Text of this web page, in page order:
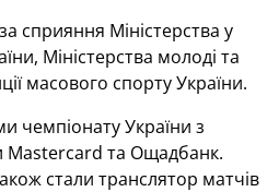
сприяння Міністерства у
Міністерства молоді та
масового спорту України.
чемпіонату України з
Mastercard та Ощадбанк.
стали транслятор матчів